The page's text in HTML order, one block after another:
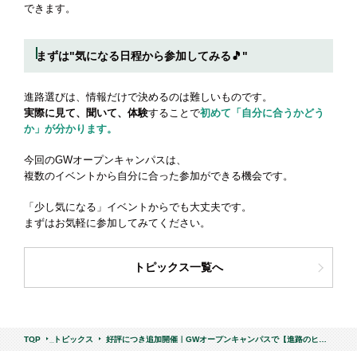
できます。
まずは"気になる日程から参加してみる🎵"
進路選びは、情報だけで決めるのは難しいものです。
実際に見て、聞いて、体験することで初めて「自分に合うかどう
か」が分かります。
今回のGWオープンキャンパスは、
複数のイベントから自分に合った参加ができる機会です。
「少し気になる」イベントからでも大丈夫です。
まずはお気軽に参加してみてください。
トピックス一覧へ
TOP トピックス
好評につき追加開催｜GWオープンキャンパスで【進路のヒン